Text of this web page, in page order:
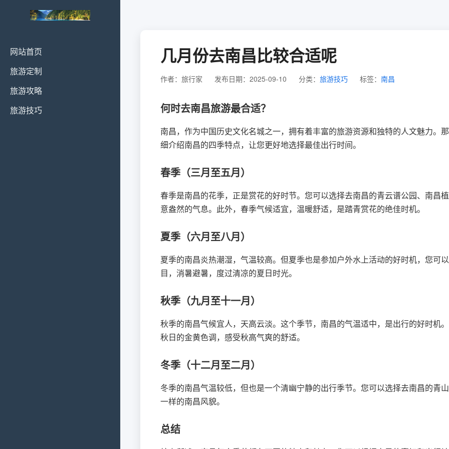
网站首页
旅游定制
旅游攻略
旅游技巧
几月份去南昌比较合适呢
作者：旅行家 发布日期：2025-09-10 分类： 旅游技巧 标签： 南昌
何时去南昌旅游最合适？
南昌，作为中国历史文化名城之一，拥有着丰富的旅游资源和独特的人文魅力。
细介绍南昌的四季特点，让您更好地选择最佳出行时间。
春季（三月至五月）
春季是南昌的花季，正是赏花的好时节。您可以选择去南昌的青云谱公园、南昌
意盎然的气息。此外，春季气候适宜，温暖舒适，是踏青赏花的绝佳时机。
夏季（六月至八月）
夏季的南昌炎热潮湿，气温较高。但夏季也是参加户外水上活动的好时机，您可
目，消暑避暑，度过清凉的夏日时光。
秋季（九月至十一月）
秋季的南昌气候宜人，天高云淡。这个季节，南昌的气温适中，是出行的好时机
秋日的金黄色调，感受秋高气爽的舒适。
冬季（十二月至二月）
冬季的南昌气温较低，但也是一个清幽宁静的出行季节。您可以选择去南昌的青
一样的南昌风貌。
总结